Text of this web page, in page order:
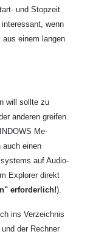
und Stopzeit
wenn
einem langen
will sollte zu
anderen greifen.
Me-
auch einen
auf Audio-
Explorer direkt
erforderlich!).
ins Verzeichnis
der Rechner